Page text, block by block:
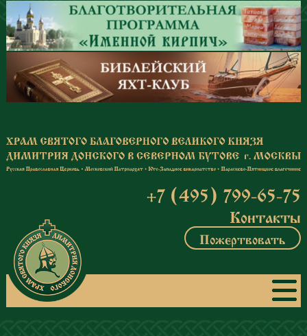
Перейти к основному содержанию
+7 (495) 799-65-75
Контакты
Пожертвовать